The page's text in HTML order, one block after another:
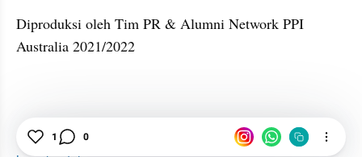
Diproduksi oleh Tim PR & Alumni Network PPI
Australia 2021/2022
1 0